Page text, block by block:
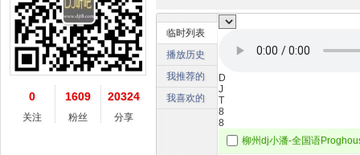
临时列表
播放历史
我推荐的
我喜欢的
D
J
T
8
8
0
关注
1609
粉丝
20324
分享